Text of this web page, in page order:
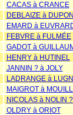
CACAS à CRANCE
DEBLAIZE à
EMARD à
FEBVRE à FULMÉE
GADOT à
HENRY à HUTINEL
JANNIN ? à JOLY
LADRANGE à
MAIGROT à
NICOLAS à NOLIN
OLDRY à ORIOT